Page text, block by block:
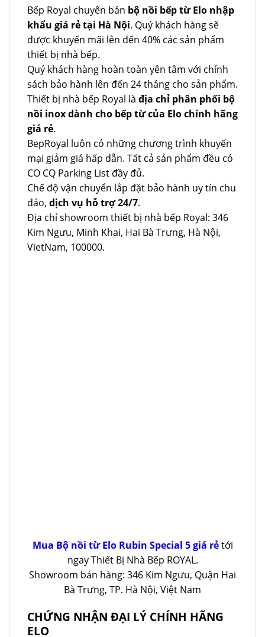
Bếp Royal chuyên bán bộ nồi bếp từ Elo nhập
khẩu giá rẻ tại Hà Nội. Quý khách hàng sẽ
được khuyến mãi lên đến 40% các sản phẩm
thiết bị nhà bếp.
Quý khách hàng hoàn toàn yên tâm với chính
sách bảo hành lên đến 24 tháng cho sản phẩm.
Thiết bị nhà bếp Royal là địa chỉ phân phối bộ
nồi inox dành cho bếp từ của Elo chính hãng
giá rẻ.
BepRoyal luôn có những chương trình khuyến
mại giảm giá hấp dẫn. Tất cả sản phẩm đều có
CO CQ Parking List đầy đủ.
Chế độ vận chuyển lắp đặt bảo hành uy tín chu
đáo, dịch vụ hỗ trợ 24/7.
Địa chỉ showroom thiết bị nhà bếp Royal: 346
Kim Ngưu, Minh Khai, Hai Bà Trưng, Hà Nội,
VietNam, 100000.
Mua Bộ nồi từ Elo Rubin Special 5 giá rẻtới
ngay Thiết Bị Nhà Bếp ROYAL.
Showroom bán hàng: 346 Kim Ngưu, Quận Hai
Bà Trưng, TP. Hà Nội, Việt Nam
CHỨNG NHẬN ĐẠI LÝ CHÍNH HÃNG
ELO